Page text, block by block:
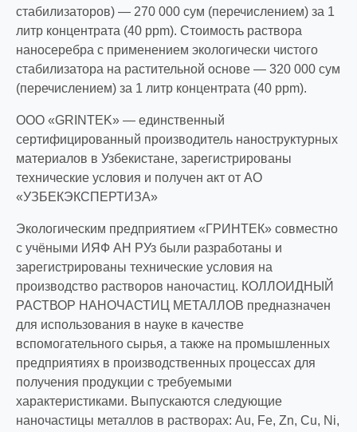
стабилизаторов) — 270 000 сум (перечислением) за 1
литр концентрата (40 ppm). Стоимость раствора
наносеребра с применением экологически чистого
стабилизатора на растительной основе — 320 000 сум
(перечислением) за 1 литр концентрата (40 ppm).
OOO «GRINTEK» — единственный
сертифицированный производитель наноcтруктурных
материалов в Узбекистане, зарегистрированы
технические условия и получен акт от АО
«УЗБЕКЭКСПЕРТИЗА»
Экологическим предприятием «ГРИНТЕК» совместно
с учёными ИЯФ АН РУз были разработаны и
зарегистрированы технические условия на
производство растворов наночастиц. КОЛЛОИДНЫЙ
РАСТВОР НАНОЧАСТИЦ МЕТАЛЛОВ предназначен
для использования в науке в качестве
вспомогательного сырья, а также на промышленных
предприятиях в производственных процессах для
получения продукции с требуемыми
характеристиками. Выпускаются следующие
наночастицы металлов в растворах: Au, Fe, Zn, Cu, Ni,